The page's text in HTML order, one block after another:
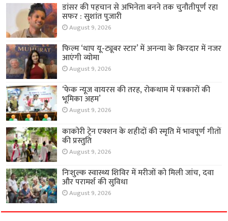
डांसर की पहचान से अभिनेता बनने तक चुनौतीपूर्ण रहा
सफर : सुशांत पुजारी
August 9, 2026
फिल्म ‘थाप यू-ट्यूबर स्टार’ में अनन्या के किरदार में नजर
आएंगी व्योमा
August 9, 2026
‘फेक न्यूज वायरस की तरह, रोकथाम में पत्रकारों की
भूमिका अहम’
August 9, 2026
काकोरी ट्रेन एक्शन के शहीदों की स्मृति में भावपूर्ण गीतों
की प्रस्तुति
August 9, 2026
निःशुल्क स्वास्थ्य शिविर में मरीजों को मिली जांच, दवा
और परामर्श की सुविधा
August 9, 2026